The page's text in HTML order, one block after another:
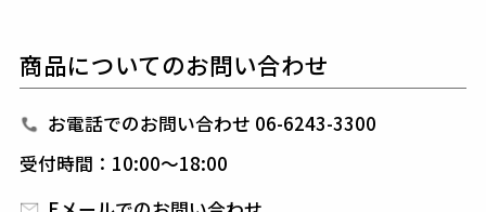
意識した程よくゆとりを持たせたシルエットです。
フロントには本モデルの為の「1PIU1UGUALE3 SPO
RT CONFORT」を、腰には「CARPE DIEM」ロゴを
プリントしました。
背中のネックライン下部にはブランドタグを縫い付
け、 サイドにはピスネームを挟み込みました。
商品についてのお問い合わせ
お電話でのお問い合わせ 06-6243-3300
受付時間：10:00～18:00